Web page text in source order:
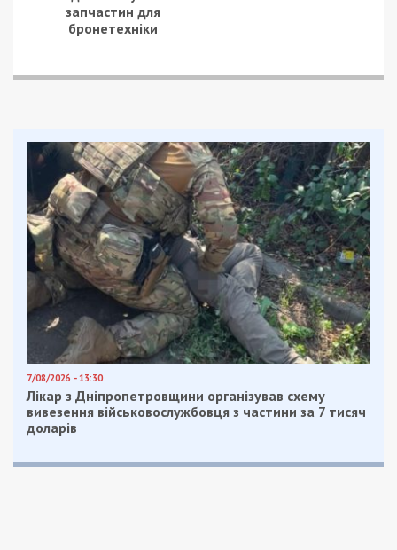
Як встановлено досудовим розслідуванням, 3
лютого 2025 року до поліцейського звернувся
отримати інформацію щодо законного перетину
поліцейського виник злочинний умисел. Він
запропонував громадянину надати йому16 000
доларів СШАза вплив на рішення членів ВЛК
щодо видачі довідки про тимчасову
непридатність до військової служби. Така
довідка надала б чоловіку право на виїзд за
межі України під час воєнного стану.
Потерпілий, розуміючи незаконність пропозиції,
звернувся до правоохоронних органів і в
подальшому діяв під їхнім контролем.
У подальших телефонних розмовах та зустрічах
поліцейський підтверджував свої наміри та
навіть збільшив суму “винагороди” до17 500
доларів США
. Він також зазначив, що гроші
знайомого.